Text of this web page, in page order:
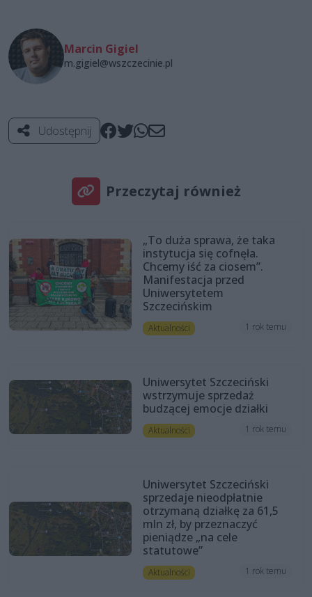
Marcin Gigiel
m.gigiel@wszczecinie.pl
Udostępnij
Przeczytaj również
„To duża sprawa, że taka
instytucja się cofnęła.
Chcemy iść za ciosem”.
Manifestacja przed
Uniwersytetem
Szczecińskim
Aktualności 1 rok temu
Uniwersytet Szczeciński
wstrzymuje sprzedaż
budzącej emocje działki
Aktualności 1 rok temu
Uniwersytet Szczeciński
sprzedaje nieodpłatnie
otrzymaną działkę za 61,5
mln zł, by przeznaczyć
pieniądze „na cele
statutowe”
Aktualności 1 rok temu